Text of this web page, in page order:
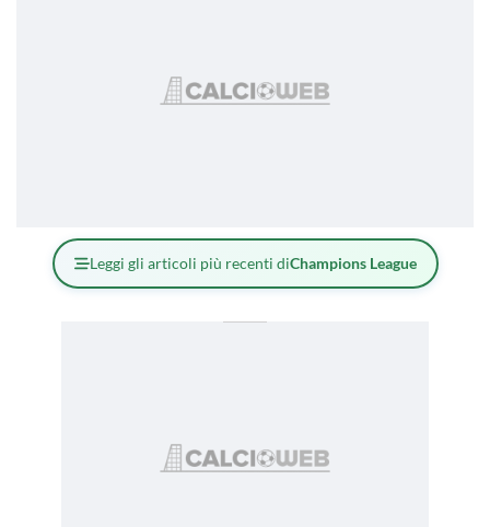
Leggi gli articoli più recenti diChampions League